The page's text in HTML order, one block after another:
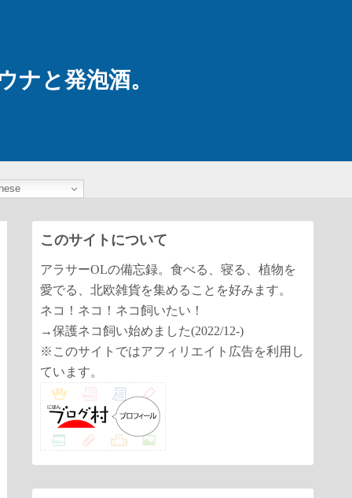
ナと発泡酒。
このサイトについて
アラサーOLの備忘録。食べる、寝る、植物を
愛でる、北欧雑貨を集めることを好みます。
ネコ！ネコ！ネコ飼いたい！
→保護ネコ飼い始めました(2022/12-)
※このサイトではアフィリエイト広告を利用し
ています。